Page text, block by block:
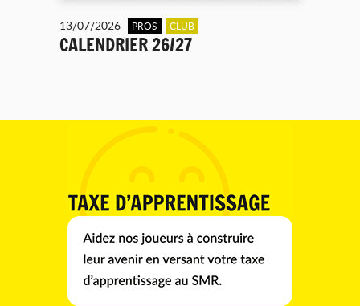
13/07/2026 PROS CLUB
CALENDRIER 26/27